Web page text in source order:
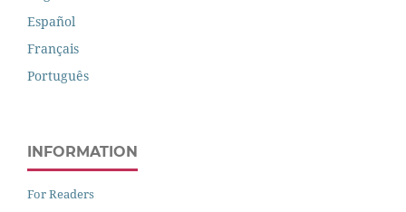
Español
Français
Português
INFORMATION
For Readers